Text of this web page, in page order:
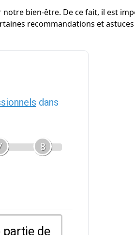
bien-être. De ce fait, il est
recommandations et
dans
8
partie de